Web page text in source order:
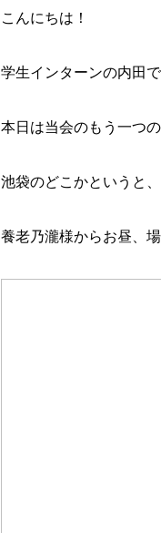
こんにちは！
学生インターンの内田で
本日は当会のもう一つ
池袋のどこかというと
養老乃瀧様からお昼、